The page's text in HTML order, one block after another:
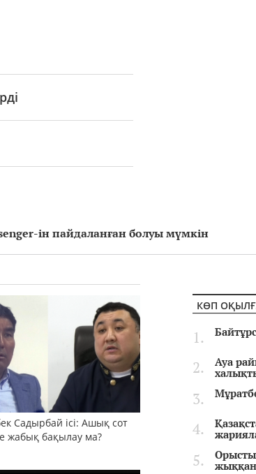
ін пайдаланған болуы мүмкін
Садырбай ісі: Ашық сот
жабық бақылау ма?
КӨП
Ауа
жыққан